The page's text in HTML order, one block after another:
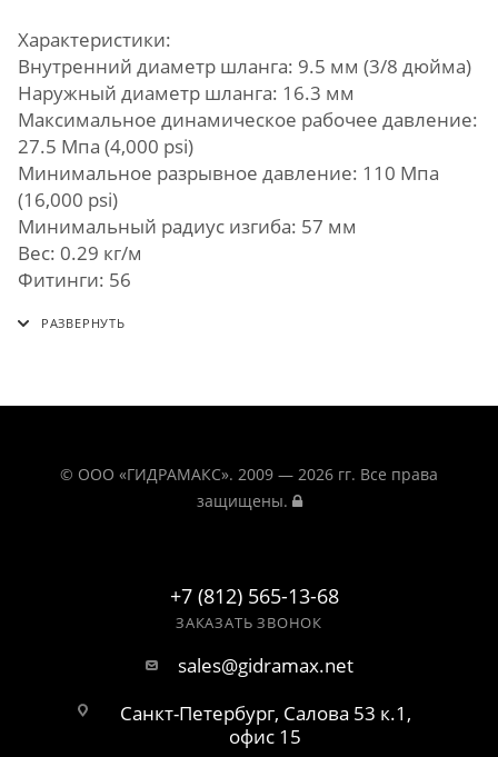
Характеристики:
Внутренний диаметр шланга: 9.5 мм (3/8 дюйма)
Наружный диаметр шланга: 16.3 мм
Максимальное динамическое рабочее давление:
27.5 Мпа (4,000 psi)
Минимальное разрывное давление: 110 Мпа
(16,000 psi)
Минимальный радиус изгиба: 57 мм
Вес: 0.29 кг/м
Фитинги: 56
© ООО «ГИДРАМАКС». 2009 — 2026 гг. Все права
защищены.
+7 (812) 565-13-68
ЗАКАЗАТЬ ЗВОНОК
sales@gidramax.net
Санкт-Петербург, Салова 53 к.1,
офис 15